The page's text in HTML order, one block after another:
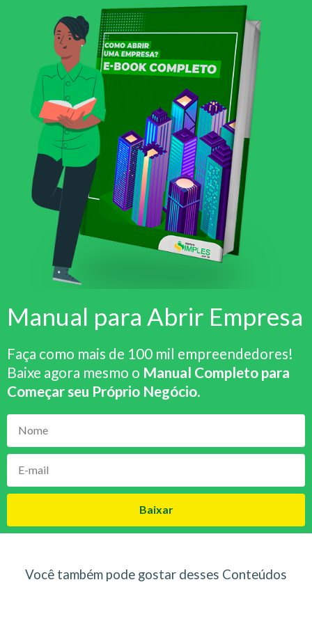
Manual para Abrir Empresa
Faça como mais de 100 mil empreendedores!
Baixe agora mesmo o Manual Completo para
Começar seu Próprio Negócio.
Baixar
Você também pode gostar desses Conteúdos